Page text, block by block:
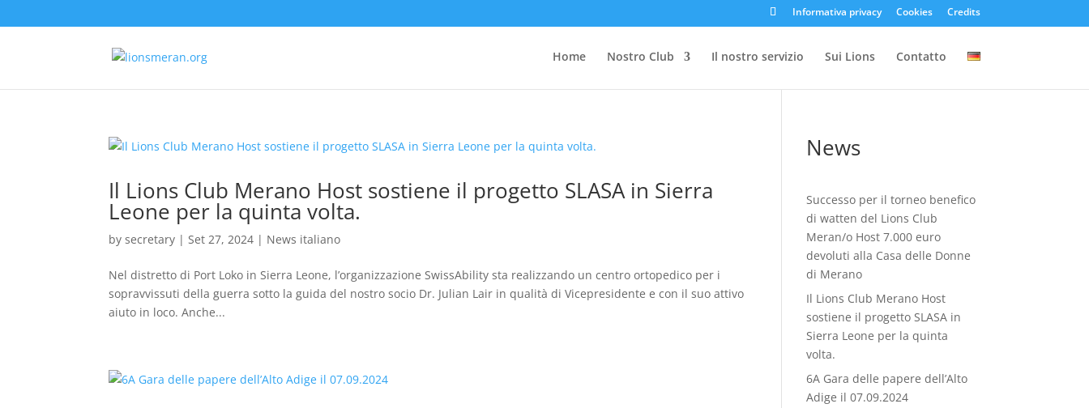
Informativa privacy Cookies Credits
Home Nostro Club Il nostro servizio Sui Lions Contatto
Il Lions Club Merano Host sostiene il progetto SLASA in Sierra
Leone per la quinta volta.
bysecretary |Set 27, 2024 | News italiano
Nel distretto di Port Loko in Sierra Leone, l’organizzazione SwissAbility sta realizzando un centro ortopedico per i
sopravvissuti della guerra sotto la guida del nostro socio Dr. Julian Lair in qualità di Vicepresidente e con il suo attivo
aiuto in loco. Anche...
News
Successo per il torneo benefico
di watten del Lions Club
Meran/o Host 7.000 euro
devoluti alla Casa delle Donne
di Merano
Il Lions Club Merano Host
sostiene il progetto SLASA in
Sierra Leone per la quinta
volta.
6A Gara delle papere dell’Alto
Adige il 07.09.2024